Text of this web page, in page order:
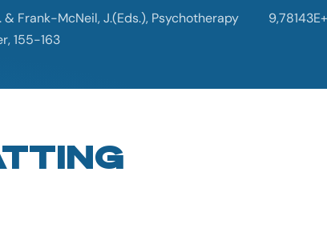
& Frank-McNeil, J.(Eds.), Psychotherapy
155-163